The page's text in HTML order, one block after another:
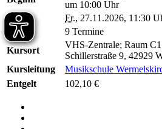
um 10:00 Uhr
Ende
Fr., 27.11.2026, 11:30
Dauer
9 Termine
Kursort
VHS-Zentrale; Raum
Schillerstraße 9, 42929
Kursleitung
Musikschule
Entgelt
102,10 €